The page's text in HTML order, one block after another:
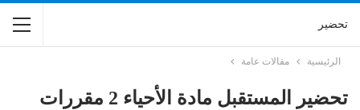
تحضير
الرئيسية مقالات عامة
تحضير المستقبل مادة الأحياء 2 مقررات